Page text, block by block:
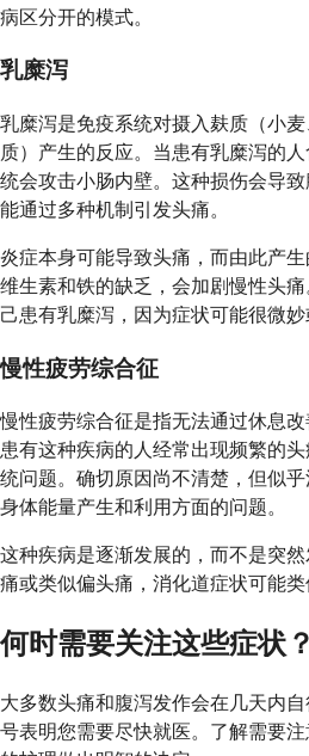
病区分开的模式。
乳糜泻
乳糜泻是免疫系统对摄入麸质（小
质）产生的反应。当患有乳糜泻的
统会攻击小肠内壁。这种损伤会导
能通过多种机制引发头痛。
炎症本身可能导致头痛，而由此产
维生素和铁的缺乏，会加剧慢性头
己患有乳糜泻，因为症状可能很微妙
慢性疲劳综合征
慢性疲劳综合征是指无法通过休息改
患有这种疾病的人经常出现频繁的
统问题。确切原因尚不清楚，但似
身体能量产生和利用方面的问题。
这种疾病是逐渐发展的，而不是突
痛或类似偏头痛，消化道症状可能类
何时需要关注这些症状？
大多数头痛和腹泻发作会在几天内
号表明您需要尽快就医。了解需要